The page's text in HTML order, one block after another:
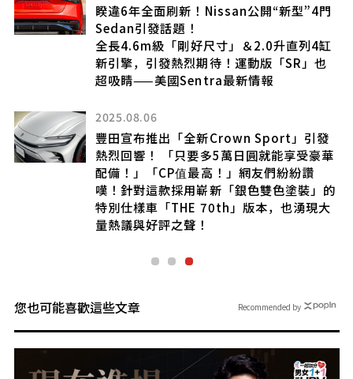
睽違6年全面刷新！Nissan公開“新型”4門
Sedan引發話題！
全長4.6m級「剛好尺寸」＆2.0升直列4缸
新引擎，引發熱烈期待！運動版「SR」也
超吸睛——美國Sentra最新情報
2025.08.06
豐田宣布推出「全新Crown Sport」引發
熱烈回響！ 「只要多5萬日圓就能享受豪華
配備！」「CP值最高！」網友們紛紛讚
嘆！針對這款採用嶄新「銀色雙色塗裝」的
特別仕樣車「THE 70th」版本，也湧現大
量熱議與好評之聲！
您也可能喜歡這些文章 Recommended by